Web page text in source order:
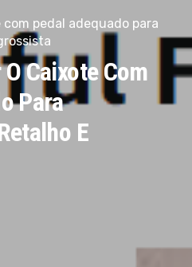
pedal adequado para
Caixote Com
Para
E